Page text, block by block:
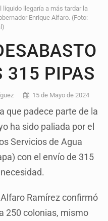
líquido llegaría a más tardar la
Enrique Alfaro. (Foto:
315 PIPAS
15 de Mayo de 2024
que padece parte de la
ha sido paliada por el
Servicios de Agua
con el envío de 315
Ramírez confirmó
250 colonias, mismo